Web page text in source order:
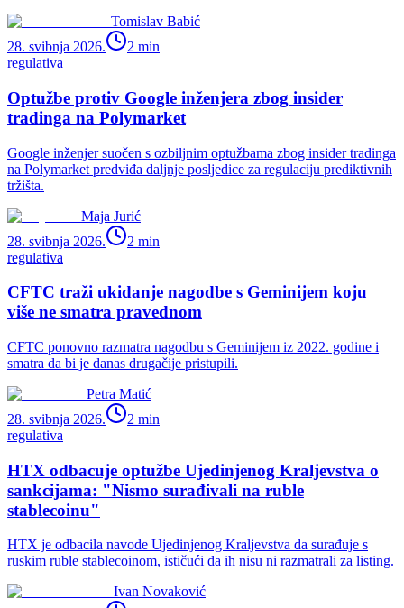
Tomislav Babić
28. svibnja 2026.
2 min
regulativa
Optužbe protiv Google inženjera zbog insider
tradinga na Polymarket
Google inženjer suočen s ozbiljnim optužbama zbog insider tradinga
na Polymarket predviđa daljnje posljedice za regulaciju prediktivnih
tržišta.
Maja Jurić
28. svibnja 2026.
2 min
regulativa
CFTC traži ukidanje nagodbe s Geminijem koju
više ne smatra pravednom
CFTC ponovno razmatra nagodbu s Geminijem iz 2022. godine i
smatra da bi je danas drugačije pristupili.
Petra Matić
28. svibnja 2026.
2 min
regulativa
HTX odbacuje optužbe Ujedinjenog Kraljevstva o
sankcijama: "Nismo surađivali na ruble
stablecoinu"
HTX je odbacila navode Ujedinjenog Kraljevstva da surađuje s
ruskim ruble stablecoinom, ističući da ih nisu ni razmatrali za listing.
Ivan Novaković